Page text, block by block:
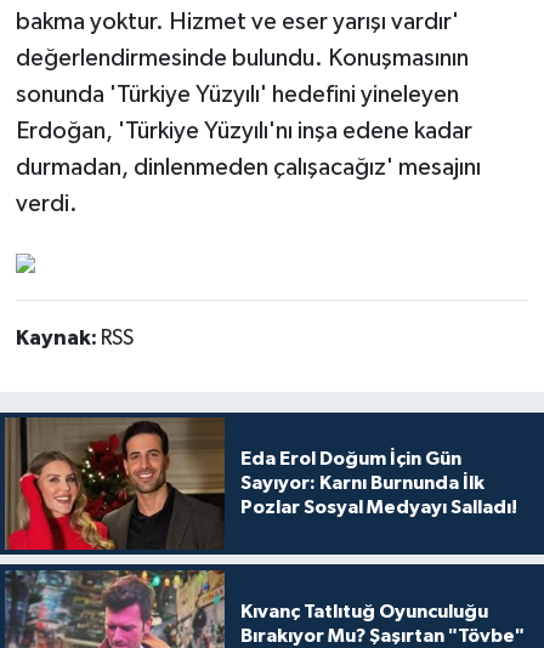
bakma yoktur. Hizmet ve eser yarışı vardır'
değerlendirmesinde bulundu. Konuşmasının
sonunda 'Türkiye Yüzyılı' hedefini yineleyen
Erdoğan, 'Türkiye Yüzyılı'nı inşa edene kadar
durmadan, dinlenmeden çalışacağız' mesajını
verdi.
Kaynak: RSS
Eda Erol Doğum İçin Gün
Sayıyor: Karnı Burnunda İlk
Pozlar Sosyal Medyayı Salladı!
Kıvanç Tatlıtuğ Oyunculuğu
Bırakıyor Mu? Şaşırtan "Tövbe"